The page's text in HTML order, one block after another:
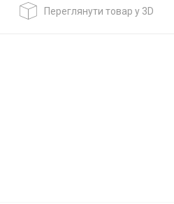
Переглянути товар у 3D